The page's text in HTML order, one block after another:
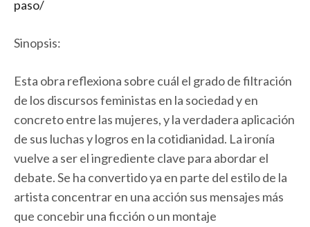
paso/
Sinopsis:
Esta obra reflexiona sobre cuál el grado de filtración
de los discursos feministas en la sociedad y en
concreto entre las mujeres, y la verdadera aplicación
de sus luchas y logros en la cotidianidad. La ironía
vuelve a ser el ingrediente clave para abordar el
debate. Se ha convertido ya en parte del estilo de la
artista concentrar en una acción sus mensajes más
que concebir una ficción o un montaje